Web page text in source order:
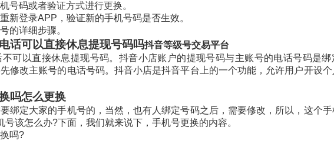
号码或者验证方式进行更换。
新登录APP，验证新的手机号码是否生效。
的详细步骤。
话可以直接休息提现号码吗抖音等级号交易平台
可以直接休息提现号码。抖音小店账户的提现号码与主账号的电话号码是绑
修改主账号的电话号码。抖音小店是抖音平台上的一个功能，允许用户开设个
吗怎么更换
绑定大家的手机号的，当然，也有人绑定号码之后，需要修改，所以，这个手
该怎么办?下面，我们就来说下，手机号更换的内容。
吗?